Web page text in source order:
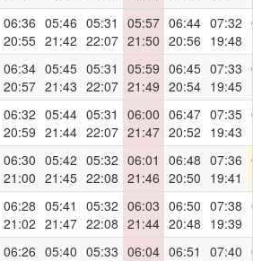
06:36
20:55
05:46
21:42
05:31
22:07
05:57
21:50
06:44
20:56
07:32
19:48
06:34
20:57
05:45
21:43
05:31
22:07
05:59
21:49
06:45
20:54
07:33
19:45
06:32
20:59
05:44
21:44
05:31
22:07
06:00
21:47
06:47
20:52
07:35
19:43
06:30
21:00
05:42
21:45
05:32
22:08
06:01
21:46
06:48
20:50
07:36
19:41
06:28
21:02
05:41
21:47
05:32
22:08
06:03
21:44
06:50
20:48
07:38
19:39
06:26 05:40 05:33 06:04 06:51
07:40